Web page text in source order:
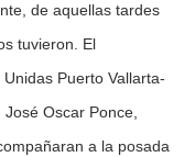
de aquellas tardes
tuvieron. El
Puerto Vallarta-
Oscar Ponce,
a la posada